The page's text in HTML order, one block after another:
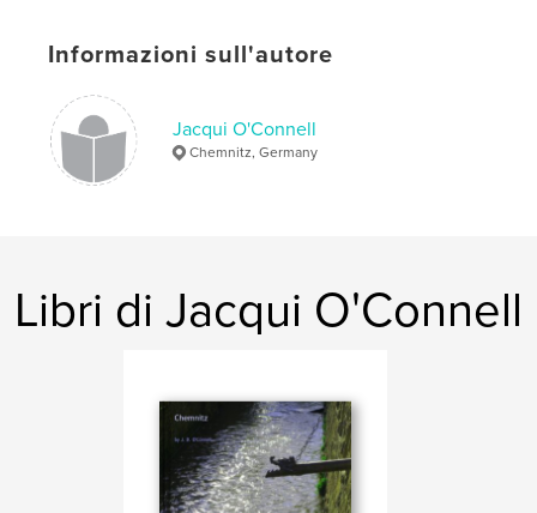
Informazioni sull'autore
Jacqui O'Connell
Chemnitz, Germany
Libri di Jacqui O'Connell